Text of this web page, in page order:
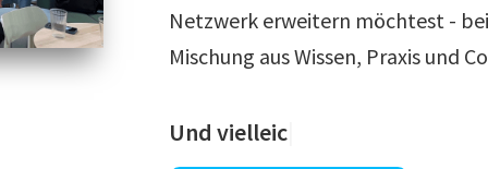
Netzwerk erweitern möchtest -
Mischung aus Wissen, Praxis und
Und vielleicht auch deinen